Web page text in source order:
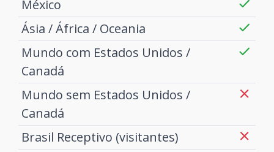
México
Ásia / África / Oceania
Mundo com Estados Unidos /
Canadá
Mundo sem Estados Unidos /
Canadá
Brasil Receptivo (visitantes)